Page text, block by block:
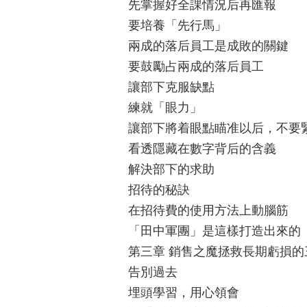
先掌握好全課情況后再匯報
要培養「先行馬」
兩成的落后員工是成敗的關鍵
要鼓勵占兩成的落后員工
讓部下克服缺點
練就「眼力」
讓部下將着眼點瞄准以后，不要
看透隱藏在數字背后的含義
解決部下的求助
招待的秘訣
在招待費的使用方法上動腦筋
「田中軍團」是這樣打造出來的
第三章 銷售之魔拯救長期虧損的
告別過去
埋頭學習，用心領會